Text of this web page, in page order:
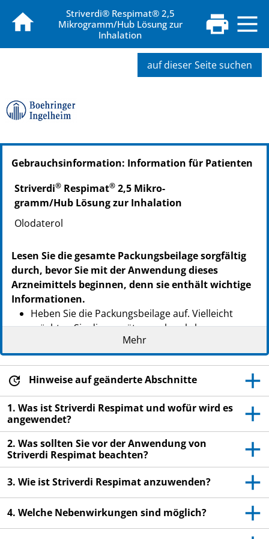
Striverdi® Respimat® 2,5
Mikrogramm/Hub Lösung zur
Inhalation
auf dieser Seite suchen
PZN: 13832831
PPN: 111383283144
Gebrauchsinformation: Information für Patienten
Striverdi® Respimat® 2,5 Mi­kro­
gramm/Hub Lö­sung zur Inhalation
Olo­da­te­rol
Lesen Sie die gesamte Packungsbeilage sorgfältig
durch, bevor Sie mit der Anwendung dieses
Arzneimittels beginnen, denn sie enthält wichtige
Informationen.
Heben Sie die Packungsbeilage auf. Vielleicht
möchten Sie diese später nochmals lesen.
Wenn Sie weitere Fragen haben, wenden Sie sich
an Ihren Arzt oder Apotheker.
Dieses Arzneimittel wurde Ihnen persönlich
verschrieben. Geben Sie es nicht an Dritte weiter.
Es kann anderen Menschen schaden, auch wenn
diese die gleichen Beschwerden haben wie Sie.
Wenn Sie Nebenwirkungen bemerken, wenden Sie
sich an Ihren Arzt oder Apotheker. Dies gilt auch
für Nebenwirkungen, die nicht in dieser
Packungsbeilage angegeben sind. Siehe Abschnitt
Mehr
Hinweise auf geänderte Abschnitte
1. Was ist Striverdi Respimat und wofür wird es
angewendet?
2. Was sollten Sie vor der Anwendung von
Striverdi Respimat beachten?
3. Wie ist Striverdi Respimat anzuwenden?
4. Welche Nebenwirkungen sind möglich?